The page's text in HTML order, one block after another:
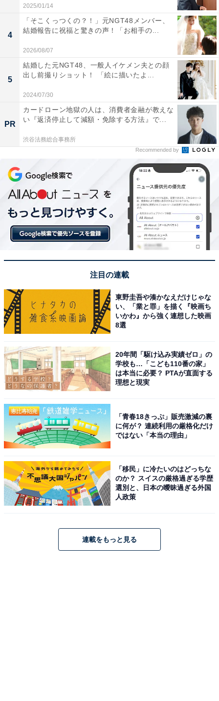
2025/01/14
4
「そこくっつくの？！」元NGT48メンバー、
結婚報告に祝福と驚きの声！「お相手の...
2026/08/07
5
結婚した元NGT48、一般人イケメン夫との顔
出し前撮りショット！ 「絵に描いたよ...
2024/07/30
PR
カードローン地獄の人は、消費者金融が教えな
い『返済停止して減額・免除する方法』で...
渋谷法務総合事務所
Recommended by
注目の連載
東野圭吾や湊かなえだけじゃな
い、「業と罪」を描く『映画ち
いかわ』から強く連想した映画
8選
20年間「駆け込み実績ゼロ」の
学校も…「こども110番の家」
は本当に必要？ PTAが直面する
理想と現実
「青春18きっぷ」販売激減の裏
に何が？ 連続利用の厳格化だけ
ではない「本当の理由」
「移民」に冷たいのはどっちな
のか？ スイスの厳格過ぎる学歴
選別と、日本の曖昧過ぎる外国
人政策
連載をもっと見る